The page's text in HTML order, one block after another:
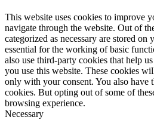
This website uses cookies to improve
navigate through the website. Out of
categorized as necessary are stored on
essential for the working of basic
also use third-party cookies that help
you use this website. These cookies
only with your consent. You also have
cookies. But opting out of some of
browsing experience.
Necessary